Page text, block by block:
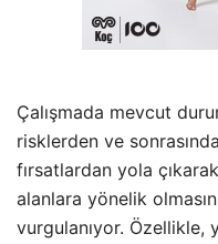
Çalışmada mevcut
risklerden ve
fırsatlardan yola
alanlara yönelik
vurgulanıyor. Özellikle,